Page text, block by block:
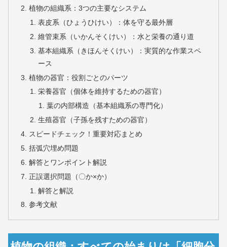
植物の組織系：3つの主要なシステム
表皮系（ひょうひけい）：体を守る最外層
維管束系（いかんそくけい）：水と栄養の通り道
基本組織系（きほんそくけい）：実質的な作業スペ
ース
植物の器官：役割ごとのパーツ
栄養器官（個体を維持するための器官）
葉の内部構造（基本組織系の専門化）
生殖器官（子孫を残すための器官）
スピードチェック！重要対応まとめ
括弧穴埋め問題
解答とワンポイント解説
正誤選択問題（〇か×か）
解答と解説
参考文献